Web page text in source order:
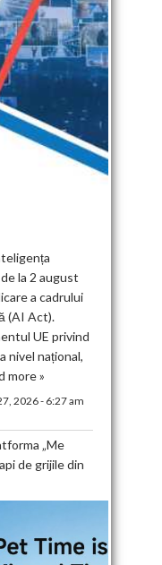
la 2 august
a cadrului
(AI Act).
UE privind
nivel național,
more »
2026 - 6:27 am
„Me
de grijile din